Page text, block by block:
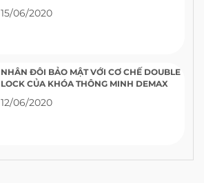
15/06/2020
NHÂN ĐÔI BẢO MẬT VỚI CƠ CHẾ DOUBLE
LOCK CỦA KHÓA THÔNG MINH DEMAX
12/06/2020